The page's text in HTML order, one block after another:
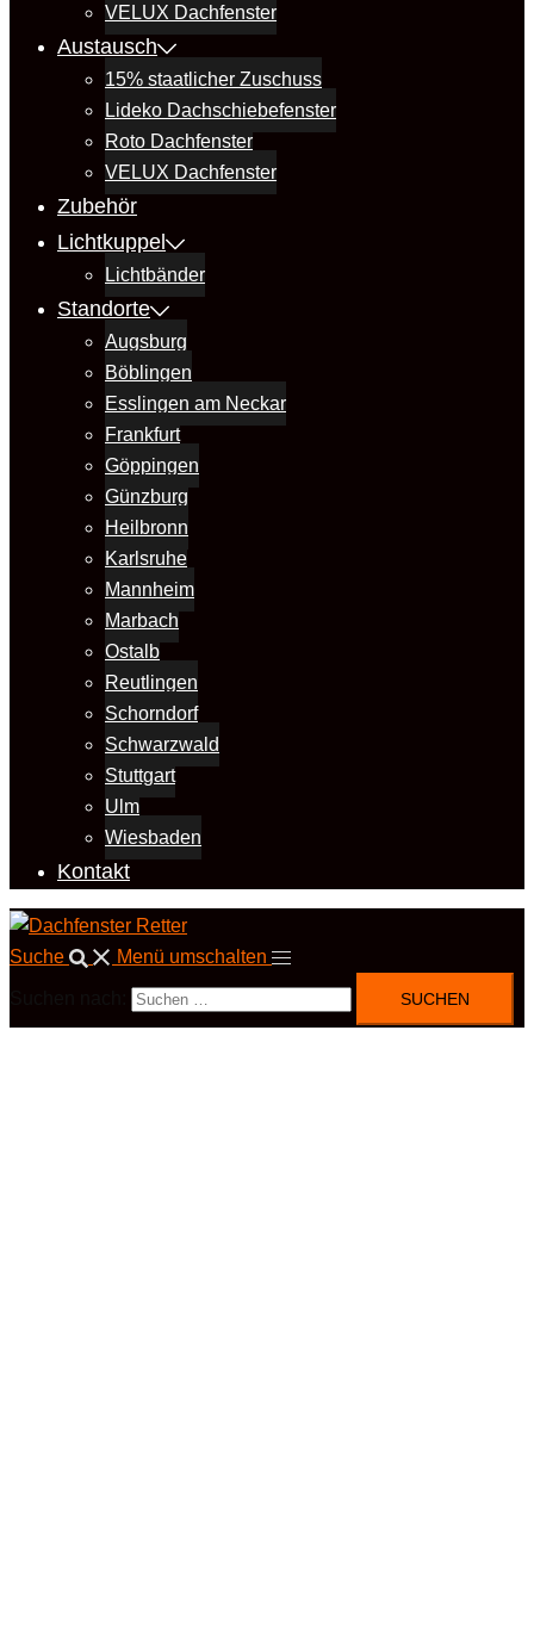
VELUX Dachfenster
Austausch
15% staatlicher Zuschuss
Lideko Dachschiebefenster
Roto Dachfenster
VELUX Dachfenster
Zubehör
Lichtkuppel
Lichtbänder
Standorte
Augsburg
Böblingen
Esslingen am Neckar
Frankfurt
Göppingen
Günzburg
Heilbronn
Karlsruhe
Mannheim
Marbach
Ostalb
Reutlingen
Schorndorf
Schwarzwald
Stuttgart
Ulm
Wiesbaden
Kontakt
Suche Menü umschalten